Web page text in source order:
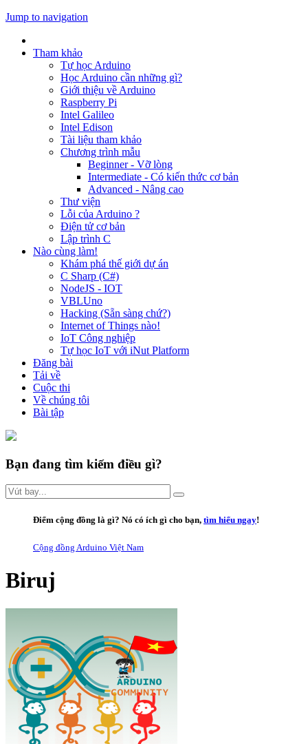
Jump to navigation
Tham khảo
Tự học Arduino
Học Arduino cần những gì?
Giới thiệu về Arduino
Raspberry Pi
Intel Galileo
Intel Edison
Tài liệu tham khảo
Chương trình mẫu
Beginner - Vỡ lòng
Intermediate - Có kiến thức cơ bản
Advanced - Nâng cao
Thư viện
Lỗi của Arduino ?
Điện tử cơ bản
Lập trình C
Nào cùng làm!
Khám phá thế giới dự án
C Sharp (C#)
NodeJS - IOT
VBLUno
Hacking (Sẵn sàng chứ?)
Internet of Things nào!
IoT Công nghiệp
Tự học IoT với iNut Platform
Đăng bài
Tải về
Cuộc thi
Về chúng tôi
Bài tập
Bạn đang tìm kiếm điều gì?
Điểm cộng đồng là gì? Nó có ích gì cho bạn, tìm hiểu ngay!
Cộng đồng Arduino Việt Nam
Biruj